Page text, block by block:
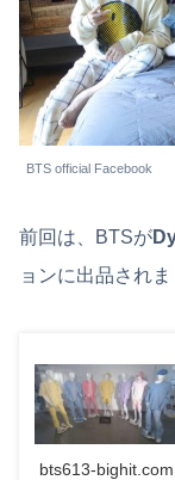
BTS official Facebook
前回は、BTSが
ョンに出品されま
bts613-bighit.com